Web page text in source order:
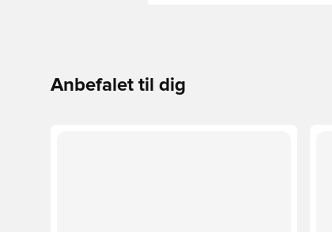
Anbefalet til dig